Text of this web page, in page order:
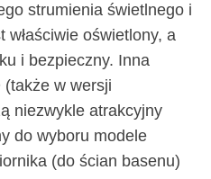
strumienia świetlnego i
oświetlony, a
i bezpieczny. Inna
w wersji
niezwykle atrakcyjny
do wyboru modele
(do ścian basenu)